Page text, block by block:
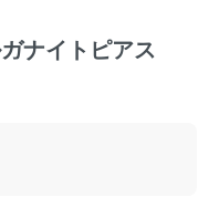
ナイトピアス